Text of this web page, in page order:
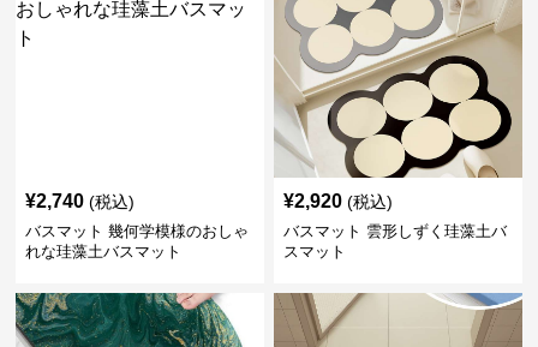
¥2,740 (税込)
バスマット 幾何学模様のおしゃ
れな珪藻土バスマット
¥2,920 (税込)
バスマット 雲形しずく珪藻土バ
スマット